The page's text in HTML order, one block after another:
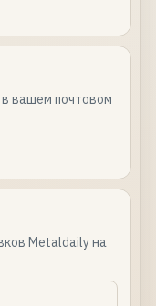
вашем почтовом
Metaldaily на